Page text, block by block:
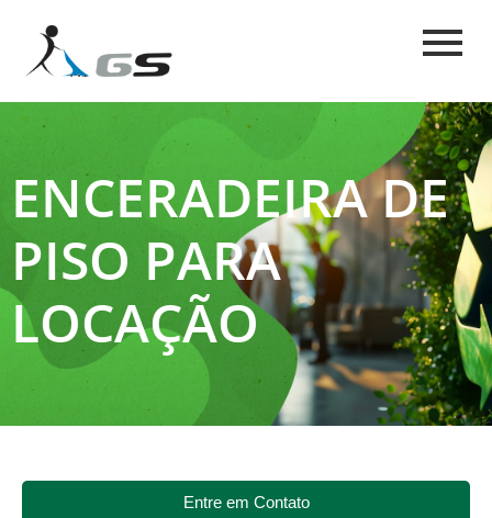
ENCERADEIRA DE
PISO PARA
LOCAÇÃO
Entre em Contato